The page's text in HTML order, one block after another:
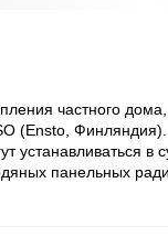
частного
(Ensto,
устанавливаться
панельных